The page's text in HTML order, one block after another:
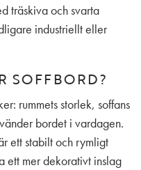
träskiva och svarta
industriellt eller
SOFFBORD?
rummets storlek, soffans
bordet i vardagen.
ett stabilt och rymligt
ett mer dekorativt inslag